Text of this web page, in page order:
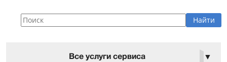
Все услуги сервиса ▼